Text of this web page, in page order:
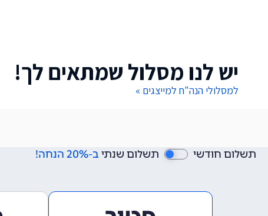
יש לנו מסלול שמתאים לך!
למסלולי הנה"ח למייצגים »